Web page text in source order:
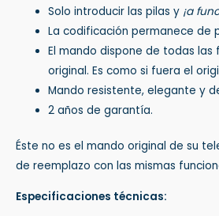
Solo introducir las pilas y ¡a
La codificación permanece de
El mando dispone de todas las
original. Es como si fuera el
Mando resistente, elegante y
2 años de garantía.
Éste no es el mando original de su
de reemplazo con las mismas
Especificaciones técnicas: